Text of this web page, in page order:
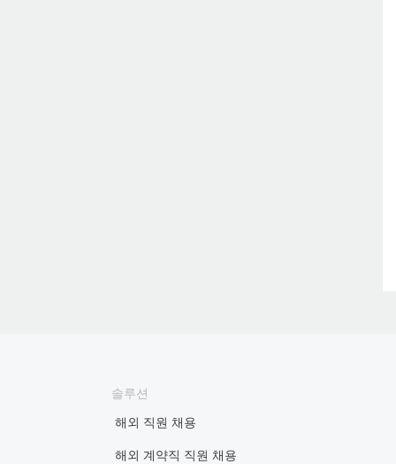
솔루션
해외 직원 채용
해외 계약직 직원 채용